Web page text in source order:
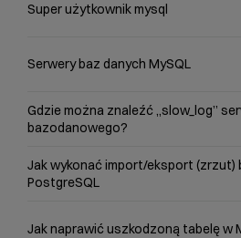
Super użytkownik mysql
Serwery baz danych MySQL
Gdzie można znaleźć „slow_log”
bazodanowego?
Jak wykonać import/eksport (zrzut)
PostgreSQL
Jak naprawić uszkodzoną tabelę w